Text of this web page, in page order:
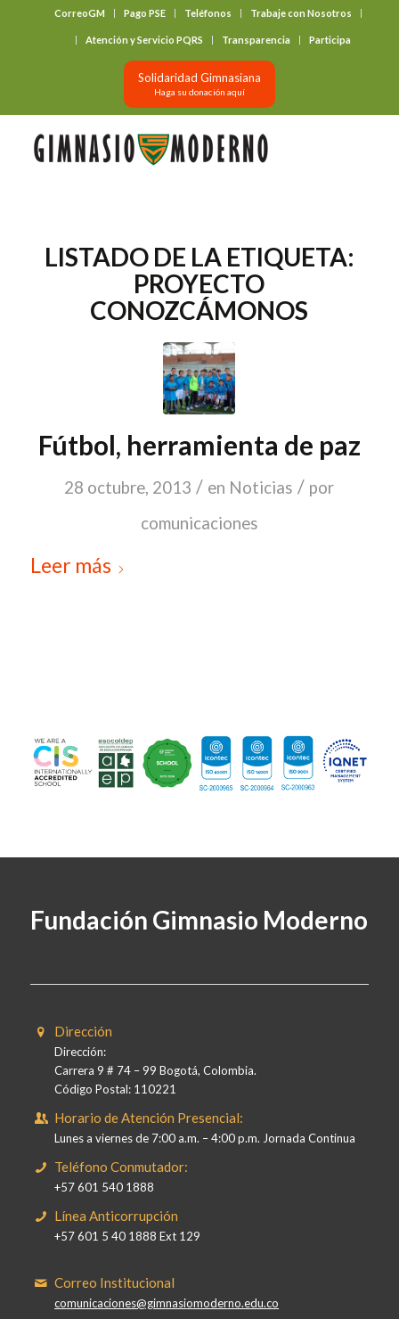
CorreoGM Pago PSE Teléfonos Trabaje con Nosotros
Atención y Servicio PQRS Transparencia Participa
Solidaridad Gimnasiana
Haga su donación aquí
LISTADO DE LA ETIQUETA:
PROYECTO
CONOZCÁMONOS
Fútbol, herramienta de paz
28 octubre, 2013 / en Noticias / por
comunicaciones
Leer más
Fundación Gimnasio Moderno
Dirección
Dirección:
Carrera 9 # 74 – 99 Bogotá, Colombia.
Código Postal: 110221
Horario de Atención Presencial:
Lunes a viernes de 7:00 a.m. – 4:00 p.m. Jornada Continua
Teléfono Conmutador:
+57 601 540 1888
Línea Anticorrupción
+57 601 5 40 1888 Ext 129
Correo Institucional
comunicaciones@gimnasiomoderno.edu.co